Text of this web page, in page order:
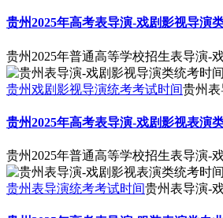
贵州2025年高考表导演-戏剧影视导演
贵州2025年普通高等学校招生表导演-
贵州戏剧影视导演统考考试时间贵州
贵州2025年高考表导演-戏剧影视表演
贵州2025年普通高等学校招生表导演-
贵州表导演统考考试时间贵州表导演-